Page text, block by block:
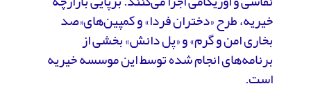
خیریه، طرح «دختران فردا» و کمپین‌های«صد
بخاری امن و گرم» و «پل دانش» بخشی از
برنامه‌های انجام شده توسط این موسسه خیریه
است.